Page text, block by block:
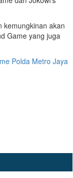
kemungkinan akan
Game yang juga
Polda Metro Jaya